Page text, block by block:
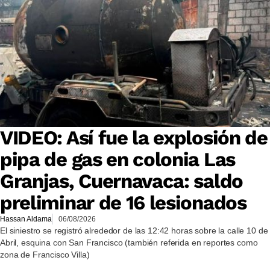
VIDEO: Así fue la explosión de
pipa de gas en colonia Las
Granjas, Cuernavaca: saldo
preliminar de 16 lesionados
Hassan Aldama 06/08/2026
El siniestro se registró alrededor de las 12:42 horas sobre la calle 10 de
Abril, esquina con San Francisco (también referida en reportes como
zona de Francisco Villa)